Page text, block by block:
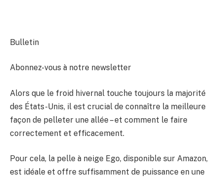
Bulletin
Abonnez-vous à notre newsletter
Alors que le froid hivernal touche toujours la majorité
des États-Unis, il est crucial de connaître la meilleure
façon de pelleter une allée – et comment le faire
correctement et efficacement.
Pour cela, la pelle à neige Ego, disponible sur Amazon,
est idéale et offre suffisamment de puissance en une